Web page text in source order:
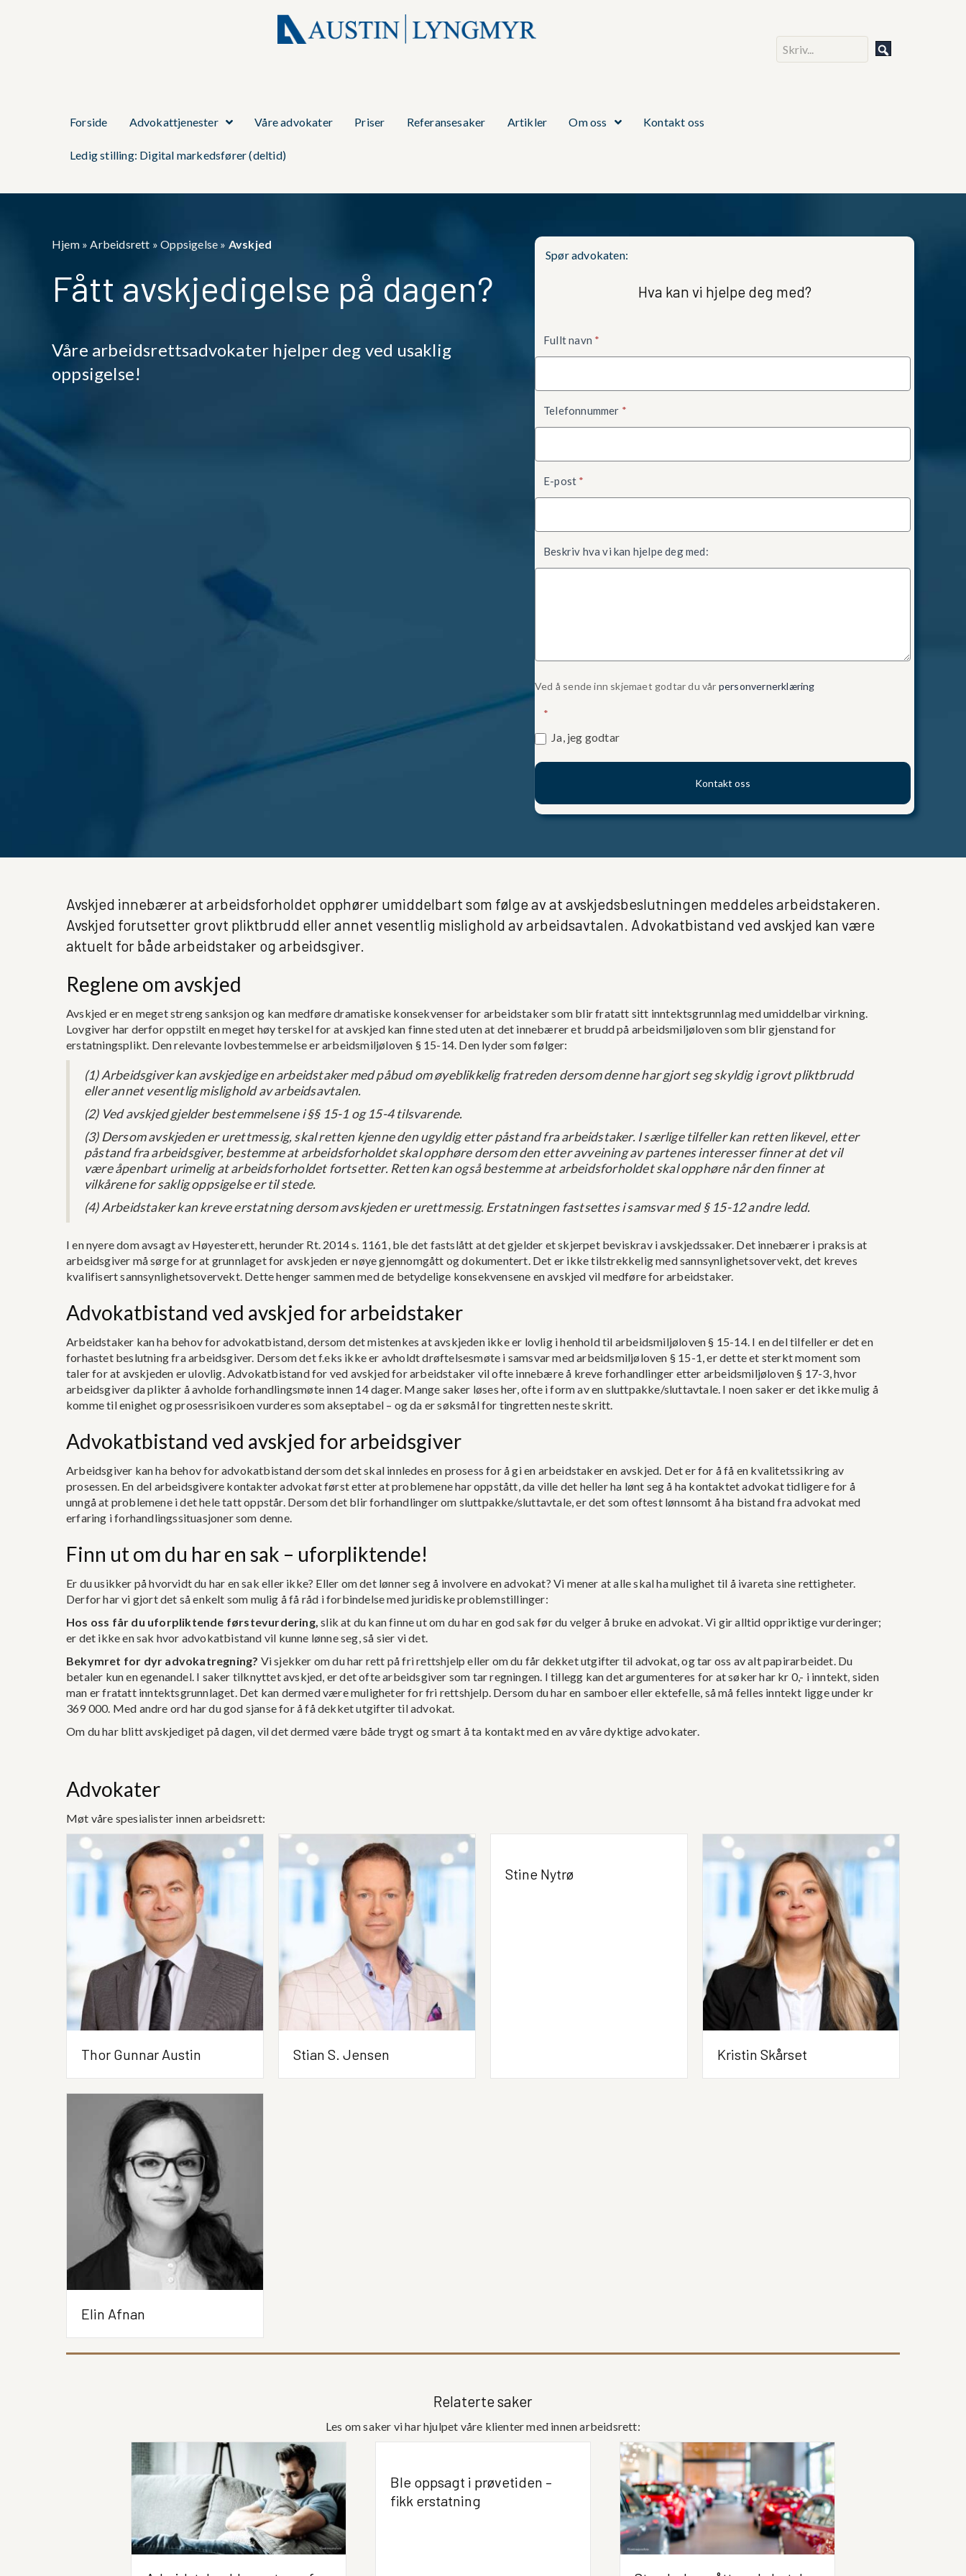
Forside Advokattjenester Våre advokater Priser Referansesaker Artikler Om oss Kontakt oss
Ledig stilling: Digital markedsfører (deltid)
Hjem»Arbeidsrett »Oppsigelse » Avskjed
Fått avskjedigelse på dagen?
Våre arbeidsrettsadvokater hjelper deg ved usaklig
oppsigelse!
Spør advokaten:
Hva kan vi hjelpe deg med?
Fullt navn *
Telefonnummer *
E-post *
Beskriv hva vi kan hjelpe deg med:
Ved å sende inn skjemaet godtar du vår personvernerklæring
*
Ja, jeg godtar
Kontakt oss
Avskjed innebærer at arbeidsforholdet opphører umiddelbart som følge av at avskjedsbeslutningen meddeles arbeidstakeren.
Avskjed forutsetter grovt pliktbrudd eller annet vesentlig mislighold av arbeidsavtalen. Advokatbistand ved avskjed kan være
aktuelt for både arbeidstaker og arbeidsgiver.
Reglene om avskjed
Avskjed er en meget streng sanksjon og kan medføre dramatiske konsekvenser for arbeidstaker som blir fratatt sitt inntektsgrunnlag med umiddelbar virkning.
Lovgiver har derfor oppstilt en meget høy terskel for at avskjed kan finne sted uten at det innebærer et brudd på arbeidsmiljøloven som blir gjenstand for
erstatningsplikt. Den relevante lovbestemmelse er arbeidsmiljøloven § 15-14. Den lyder som følger:
(1) Arbeidsgiver kan avskjedige en arbeidstaker med påbud om øyeblikkelig fratreden dersom denne har gjort seg skyldig i grovt pliktbrudd
eller annet vesentlig mislighold av arbeidsavtalen.
(2) Ved avskjed gjelder bestemmelsene i §§ 15-1 og 15-4 tilsvarende.
(3) Dersom avskjeden er urettmessig, skal retten kjenne den ugyldig etter påstand fra arbeidstaker. I særlige tilfeller kanretten likevel, etter
påstand fra arbeidsgiver, bestemme at arbeidsforholdet skal opphøre dersom den etter avveining av partenes interesser finner at det vil
være åpenbart urimelig at arbeidsforholdet fortsetter. Retten kan også bestemme at arbeidsforholdet skal opphøre når den finner at
vilkårene for saklig oppsigelse er til stede.
(4) Arbeidstaker kan kreve erstatning dersom avskjeden er urettmessig. Erstatningen fastsettes i samsvar med § 15-12 andre ledd.
I en nyere dom avsagt av Høyesterett, herunder Rt. 2014 s. 1161, ble det fastslått at det gjelder et skjerpet beviskrav i avskjedssaker. Det innebærer i praksis at
arbeidsgiver må sørge for at grunnlaget for avskjeden er nøye gjennomgått og dokumentert. Det er ikke tilstrekkelig med sannsynlighetsovervekt, det kreves
kvalifisert sannsynlighetsovervekt. Dette henger sammen med de betydelige konsekvensene en avskjed vil medføre for arbeidstaker.
Advokatbistand ved avskjed for arbeidstaker
Arbeidstaker kan ha behov for advokatbistand, dersom det mistenkes at avskjeden ikke er lovlig i henhold til arbeidsmiljøloven § 15-14. I en del tilfeller er det en
forhastet beslutning fra arbeidsgiver. Dersom det f.eks ikke er avholdt drøftelsesmøte i samsvar med arbeidsmiljøloven § 15-1, er dette et sterkt moment som
taler for at avskjeden er ulovlig. Advokatbistand for ved avskjed for arbeidstaker vil ofte innebære å kreve forhandlinger etter arbeidsmiljøloven § 17-3, hvor
arbeidsgiver da plikter å avholde forhandlingsmøte innen 14 dager. Mange saker løses her, ofte i form av en sluttpakke/sluttavtale. I noen saker er det ikke mulig å
komme til enighet og prosessrisikoen vurderes som akseptabel – og da er søksmål for tingretten neste skritt.
Advokatbistand ved avskjed for arbeidsgiver
Arbeidsgiver kan ha behov for advokatbistand dersom det skal innledes en prosess for å gi en arbeidstaker en avskjed. Det er for å få en kvalitetssikring av
prosessen. En del arbeidsgivere kontakter advokat først etter at problemene har oppstått, da ville det heller ha lønt seg å ha kontaktet advokat tidligere for å
unngå at problemene i det hele tatt oppstår. Dersom det blir forhandlinger om sluttpakke/sluttavtale, er det som oftest lønnsomt å ha bistand fra advokat med
erfaring i forhandlingssituasjoner som denne.
Finn ut om du har en sak – uforpliktende!
Er du usikker på hvorvidt du har en sak eller ikke? Eller om det lønner seg å involvere en advokat? Vi mener at alle skal ha mulighet til å ivareta sine rettigheter.
Derfor har vi gjort det så enkelt som mulig å få råd i forbindelse med juridiske problemstillinger:
Hos oss får du uforpliktende førstevurdering, slik at du kan finne ut om du har en god sak før du velger å bruke en advokat. Vi gir alltid oppriktige vurderinger;
er det ikke en sak hvor advokatbistand vil kunne lønne seg, så sier vi det.
Bekymret for dyr advokatregning? Vi sjekker om du har rett på fri rettshjelp eller om du får dekket utgifter til advokat, og tar oss av alt papirarbeidet. Du
betaler kun en egenandel. I saker tilknyttet avskjed, er det ofte arbeidsgiver som tar regningen. I tillegg kan det argumenteres for at søker har kr 0,- i inntekt, siden
man er fratatt inntektsgrunnlaget. Det kan dermed være muligheter for fri rettshjelp. Dersom du har en samboer eller ektefelle, så må felles inntekt ligge under kr
369 000. Med andre ord har du god sjanse for å få dekket utgifter til advokat.
Om du har blitt avskjediget på dagen, vil det dermed være både trygt og smart å ta kontakt med en av våre dyktige advokater.
Advokater
Møt våre spesialister innen arbeidsrett:
Thor Gunnar Austin Stian S. Jensen
Stine Nytrø
Kristin Skårset
Elin Afnan
Relaterte saker
Les om saker vi har hjulpet våre klienter med innen arbeidsrett:
Ble oppsagt i prøvetiden –
fikk erstatning